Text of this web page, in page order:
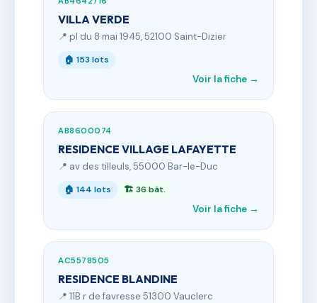
VILLA VERDE
📍 pl du 8 mai 1945, 52100 Saint-Dizier
🏠 153 lots
Voir la fiche →
AB8600074
RESIDENCE VILLAGE LAFAYETTE
📍 av des tilleuls, 55000 Bar-le-Duc
🏠 144 lots 🏗 36 bât.
Voir la fiche →
AC5578505
RESIDENCE BLANDINE
📍 11B r de favresse 51300 Vauclerc